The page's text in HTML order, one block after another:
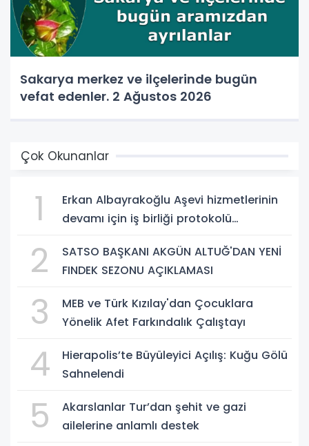
Sakarya merkez ve ilçelerinde bugün
vefat edenler. 2 Ağustos 2026
Çok Okunanlar
1
Erkan Albayrakoğlu Aşevi hizmetlerinin
devamı için iş birliği protokolü
2
SATSO BAŞKANI AKGÜN ALTUĞ'DAN YENİ
FINDEK SEZONU AÇIKLAMASI
3
MEB ve Türk Kızılay'dan Çocuklara
Yönelik Afet Farkındalık Çalıştayı
4
Hierapolis’te Büyüleyici Açılış: Kuğu Gölü
Sahnelendi
5
Akarslanlar Tur’dan şehit ve gazi
ailelerine anlamlı destek